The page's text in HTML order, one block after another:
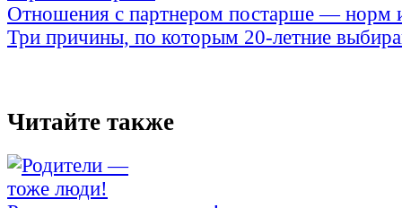
Отношения с партнером постарше — норм
Три причины, по которым 20-летние
Читайте также